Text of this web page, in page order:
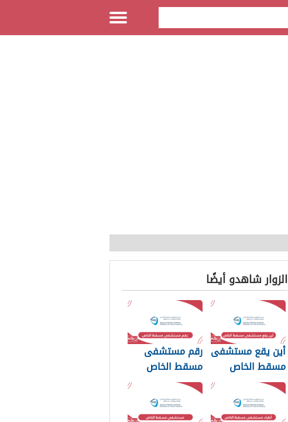
الزوار شاهدو أيضًا
أين يقع مستشفى
مسقط الخاص
رقم مستشفى
مسقط الخاص
الموحد